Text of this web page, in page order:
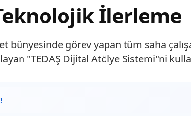
İlerleme
bünyesinde görev yapan tüm saha
"TEDAŞ Dijital Atölye Sistemi"ni